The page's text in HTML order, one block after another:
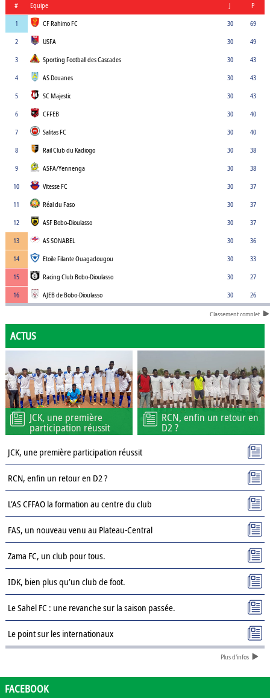
# Equipe J
P
1
CF Rahimo FC 30
69
2
USFA 30
49
3
Sporting Football des Cascades 30
43
4
AS Douanes 30
43
5
SC Majestic 30
43
6
CFFEB 30
40
7
Salitas FC 30
40
8
Rail Club du Kadiogo 30
38
9
ASFA/Yennenga 30
38
10
Vitesse FC 30
37
11
Réal du Faso 30
37
12
ASF Bobo-Dioulasso 30
37
13
AS SONABEL 30
36
14
Etoile Filante Ouagadougou 30
33
15
Racing Club Bobo-Dioulasso 30
27
16
AJEB de Bobo-Dioulasso 30 26
Classement complet
ACTUS
JCK, une première
participation réussit
RCN, enfin un retour en
D2 ?
JCK, une première participation réussit
RCN, enfin un retour en D2 ?
L’AS CFFAO la formation au centre du club
FAS, un nouveau venu au Plateau-Central
Zama FC, un club pour tous.
IDK, bien plus qu’un club de foot.
Le Sahel FC : une revanche sur la saison passée.
Le point sur les internationaux
Présentation des clubs de D3 : ASPC Tenkodogo
Plus d'infos
FACEBOOK